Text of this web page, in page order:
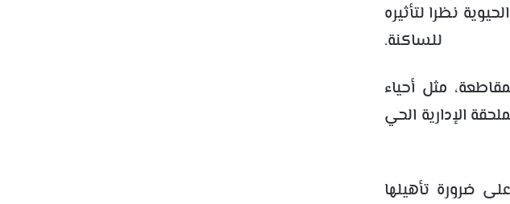
نظرا لتأثيره
مثل أحياء
الإدارية الحي
ضرورة تأهيلها